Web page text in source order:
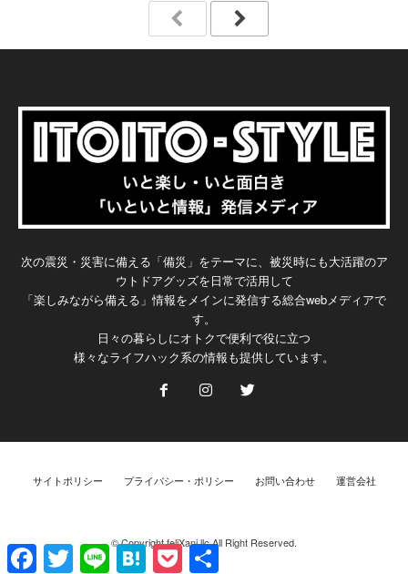
次の震災・災害に備える「備災」をテーマに、被災時にも大活躍のア
ウトドアグッズを日常で活用して
「楽しみながら備える」情報をメインに発信する総合webメディアで
す。
日々の暮らしにオトクで便利で役に立つ
様々なライフハック系の情報も提供しています。
サイトポリシー プライバシー・ポリシー お問い合わせ 運営会社
© Copyright feliXani.llc All Right Reserved.
H